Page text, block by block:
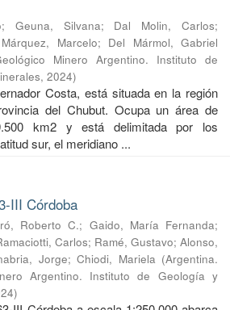
; Geuna, Silvana; Dal Molin, Carlos;
Márquez, Marcelo; Del Mármol, Gabriel
Minero Argentino. Instituto de
, 2024)
Costa, está situada en la región
del Chubut. Ocupa un área de
km2 y está delimitada por los
sur, el meridiano ...
III Córdoba
Roberto C.; Gaido, María Fernanda;
Carlos; Ramé, Gustavo; Alonso,
Jorge;Chiodi, Mariela (Argentina.
Argentino. Instituto de Geología y
)